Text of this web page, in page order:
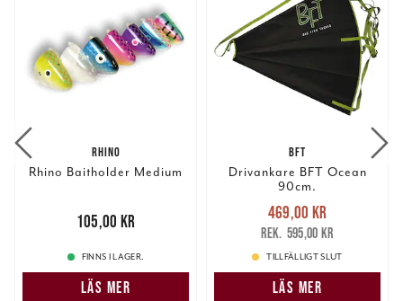
RHINO
Rhino Baitholder Medium
105,00 kr
105,00 kr
FINNS I LAGER.
LÄS MER
BFT
Drivankare BFT Ocean
90cm.
Nuvarande pris
469,00 krTidigare pris
595,00 kr
469,00 kr
595,00 kr
TILLFÄLLIGT SLUT
LÄS MER